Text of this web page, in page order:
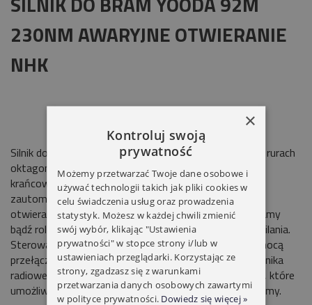
230NM AWARYJNE OTWIERANIE
NHK
Silnik do Bram RolowanychYooda 92M -Mocowany w rurach
oktagonalnychØ102.Posiada mechaniczne wyłączniki
krańcowe. Standardowy napęd pozwalający na
zautomatyzowanie pracy bram rolowanych. Awaryjne
otwieranie pozwalające na zwinięcie lub rozwinięcie bramy
bądź rolety przy pomocy korby, w przypadku braku zasilania.
Sterowany przewodowo. Może być sterowany za pomocą
przełącznika klawiszowego bądź zewnętrznego odbiornika
radiowego. Posiada mechaniczne wyłączniki krańcowe, które
umożliwiają zatrzymanie silnika w ustalonej pozycji bramy.
×
Kontroluj swoją
prywatność
Możemy przetwarzać Twoje dane osobowe i
używać technologii takich jak pliki cookies w
celu świadczenia usług oraz prowadzenia
statystyk. Możesz w każdej chwili zmienić
swój wybór, klikając "Ustawienia
prywatności" w stopce strony i/lub w
ustawieniach przeglądarki. Korzystając ze
strony, zgadzasz się z warunkami
przetwarzania danych osobowych zawartymi
w polityce prywatności. Dowiedz się więcej »